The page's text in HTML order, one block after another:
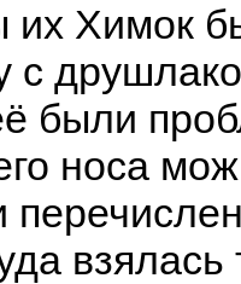
их Химок
были
носа